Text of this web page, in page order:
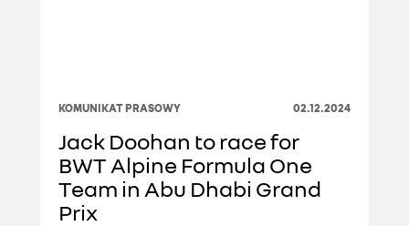
KOMUNIKAT PRASOWY 02.12.2024
Jack Doohan to race for
BWT Alpine Formula One
Team in Abu Dhabi Grand
Prix